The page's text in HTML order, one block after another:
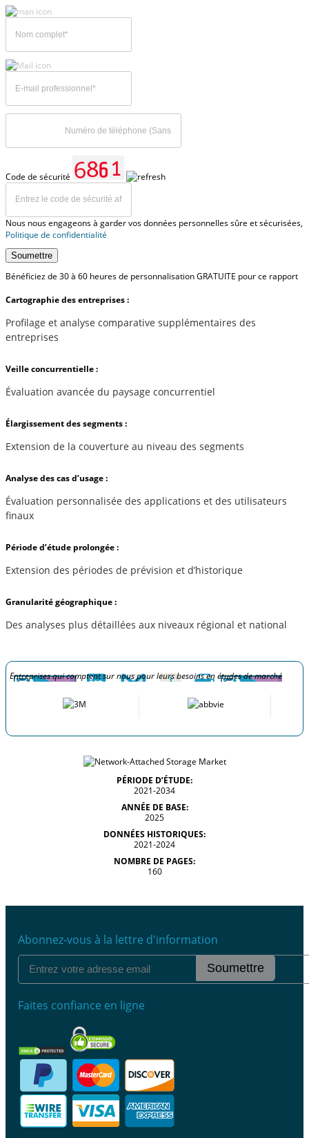
Code de sécurité
Nous nous engageons à garder vos données personnelles sûre et sécurisées,
Politique de confidentialité
Soumettre
Bénéficiez de 30 à 60 heures de personnalisation GRATUITE pour ce rapport
Cartographie des entreprises :
Profilage et analyse comparative supplémentaires des
entreprises
Veille concurrentielle :
Évaluation avancée du paysage concurrentiel
Élargissement des segments :
Extension de la couverture au niveau des segments
Analyse des cas d’usage :
Évaluation personnalisée des applications et des utilisateurs
finaux
Période d’étude prolongée :
Extension des périodes de prévision et d’historique
Granularité géographique :
Des analyses plus détaillées aux niveaux régional et national
Entreprises qui comptent sur nous pour leurs besoins en études de marché
PÉRIODE D’ÉTUDE:
2021-2034
ANNÉE DE BASE:
2025
DONNÉES HISTORIQUES:
2021-2024
NOMBRE DE PAGES:
160
Abonnez-vous à la lettre d'information
Soumettre
Faites confiance en ligne